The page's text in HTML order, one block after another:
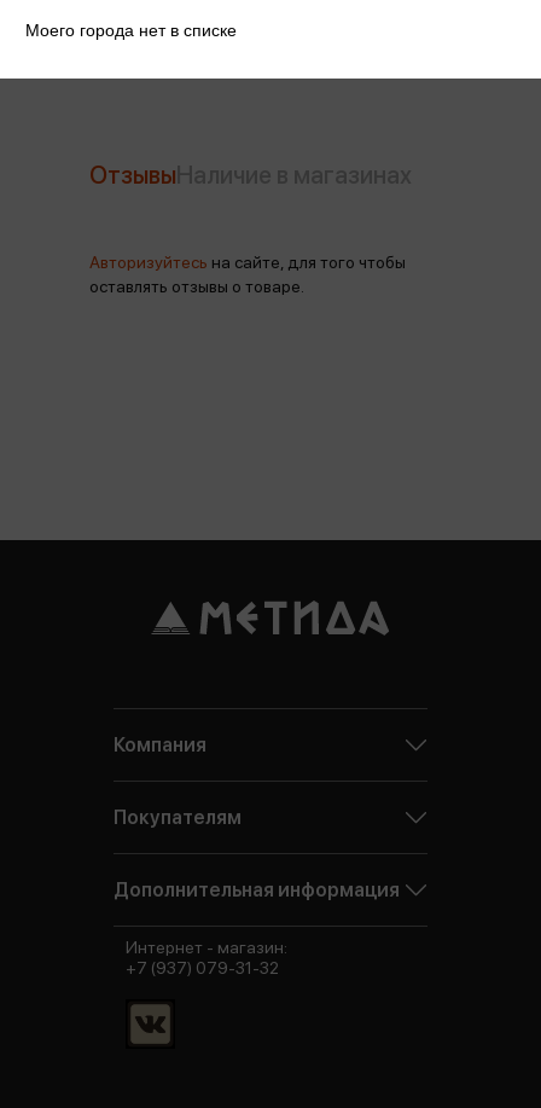
Отзывы
Авторизуйтесь на сайте, для того чтобы
оставлять отзывы о товаре.
Моего города нет в списке
Компания
Покупателям
Дополнительная информация
Интернет - магазин:
+7 (937) 079-31-32